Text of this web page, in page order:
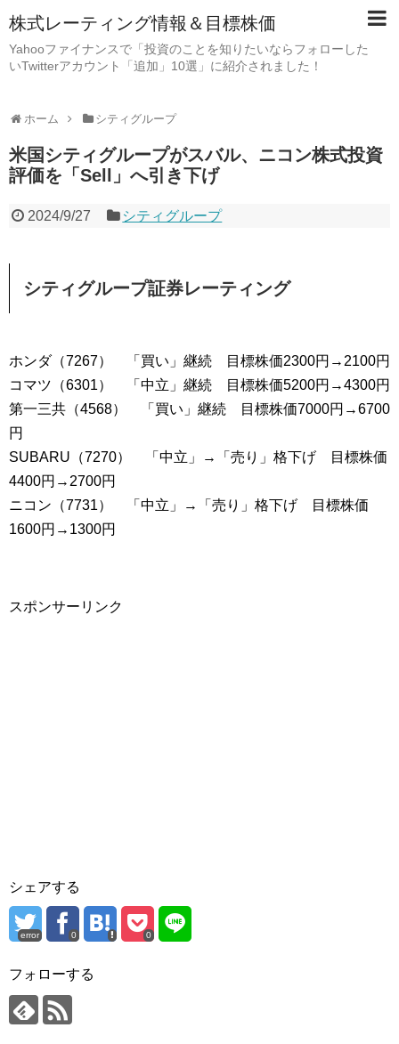
株式レーティング情報＆目標株価
Yahooファイナンスで「投資のことを知りたいならフォローした
いTwitterアカウント「追加」10選」に紹介されました！
ホーム シティグループ
米国シティグループがスバル、ニコン株式投資
評価を「Sell」へ引き下げ
2024/9/27 シティグループ
シティグループ証券レーティング
ホンダ（7267） 「買い」継続 目標株価2300円→2100円
コマツ（6301） 「中立」継続 目標株価5200円→4300円
第一三共（4568） 「買い」継続 目標株価7000円→6700
円
SUBARU（7270） 「中立」→「売り」格下げ 目標株価
4400円→2700円
ニコン（7731） 「中立」→「売り」格下げ 目標株価
1600円→1300円
スポンサーリンク
シェアする
error 0 0
フォローする